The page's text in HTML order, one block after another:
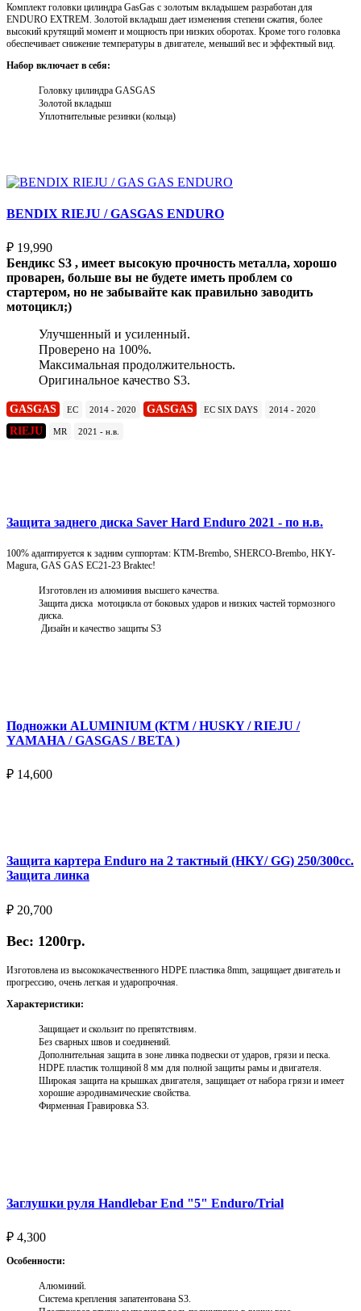
Комплект головки цилиндра GasGas с золотым вкладышем разработан для
ENDURO EXTREM. Золотой вкладыш дает изменения степени сжатия, более
высокий крутящий момент и мощность при низких оборотах. Кроме того головка
обеспечивает снижение температуры в двигателе, меньший вес и эффектный вид.
Набор включает в себя:
Головку цилиндра GASGAS
Золотой вкладыш
Уплотнительные резинки (кольца)
BENDIX RIEJU / GASGAS ENDURO
₽ 19,990
Бендикс S3 , имеет высокую прочность металла, хорошо
проварен, больше вы не будете иметь проблем со
стартером, но не забывайте как правильно заводить
мотоцикл;)
Улучшенный и усиленный.
Проверено на 100%.
Максимальная продолжительность.
Оригинальное качество S3.
GASGAS EC 2014 - 2020 GASGAS EC SIX DAYS 2014 - 2020
RIEJU MR 2021 - н.в.
Защита заднего диска Saver Hard Enduro 2021 - по н.в.
100% адаптируется к задним суппортам: KTM-Brembo, SHERCO-Brembo, HKY-
Magura, GAS GAS EC21-23 Braktec!
Изготовлен из алюминия высшего качества.
Защита диска мотоцикла от боковых ударов и низких частей тормозного
диска.
Дизайн и качество защиты S3
Подножки ALUMINIUM (KTM / HUSKY / RIEJU /
YAMAHA / GASGAS / BETA )
₽ 14,600
Защита картера Enduro на 2 тактный (HKY/ GG) 250/300cc.
Защита линка
₽ 20,700
Вес: 1200гр.
Изготовлена из высококачественного HDPE пластика 8mm, защищает двигатель и
прогрессию, очень легкая и ударопрочная.
Характеристики:
Защищает и скользит по препятствиям.
Без сварных швов и соединений.
Дополнительная защита в зоне линка подвески от ударов, грязи и песка.
HDPE пластик толщиной 8 мм для полной защиты рамы и двигателя.
Широкая защита на крышках двигателя, защищает от набора грязи и имеет
хорошие аэродинамические свойства.
Фирменная Гравировка S3.
Заглушки руля Handlebar End "5" Enduro/Trial
₽ 4,300
Особенности:
Алюминий.
Система крепления запатентована S3.